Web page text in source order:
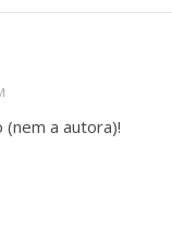
(nem a autora)!